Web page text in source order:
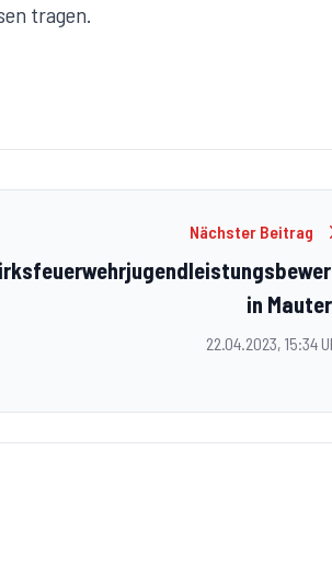
tragen.
Nächster Beitrag
in
22.04.2023, 15:34